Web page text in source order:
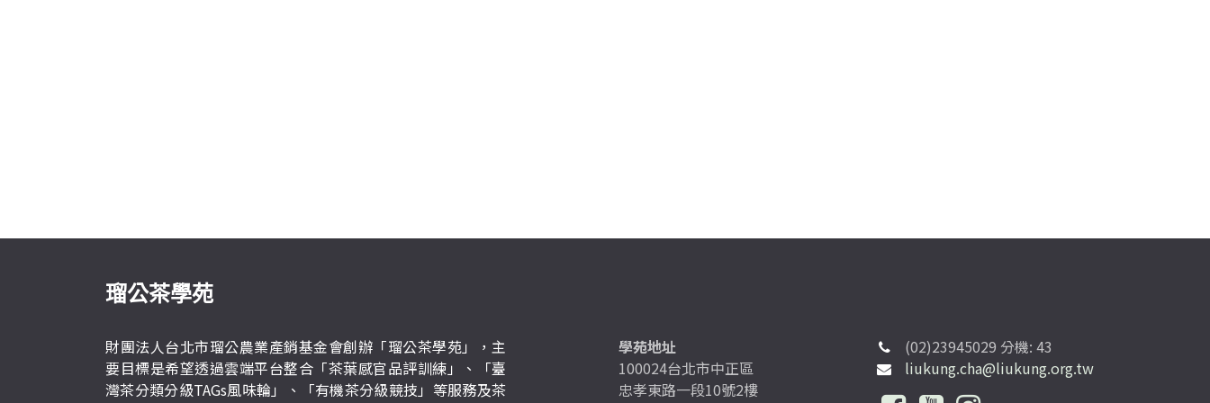
瑠公茶學苑
財團法人台北市瑠公農業產銷基金會創辦「瑠公茶學苑」，主
要目標是希望透過雲端平台整合「茶葉感官品評訓練」、「臺
灣茶分類分級TAGs風味輪」、「有機茶分級競技」等服務及茶
學苑地址
100024台北市中正區
忠孝東路一段10號2樓
(02)23945029 分機: 43
liukung.cha@liukung.org.tw